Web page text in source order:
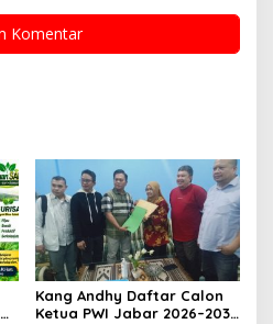
Kang Andhy Daftar Calon
Ketua PWI Jabar 2026–2031,